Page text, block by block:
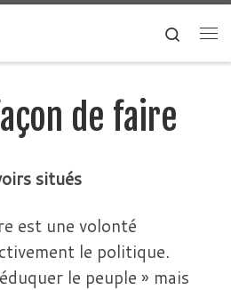
Search
de faire
situés
est une volonté
le politique.
éduquer le peuple » mais